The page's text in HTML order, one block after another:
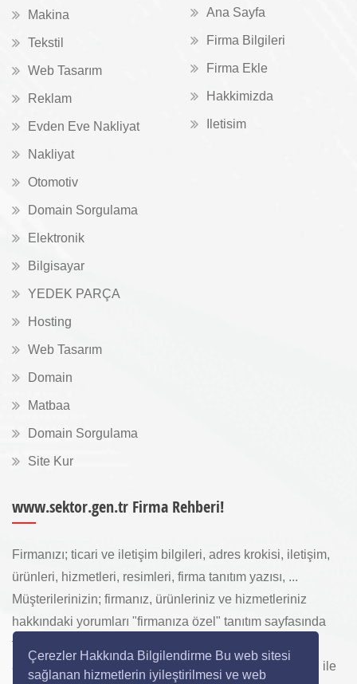
Çerezler Hakkında Bilgilendirme Bu web sitesi
sağlanan hizmetlerin iyileştirilmesi ve web
Makina
Tekstil
Web Tasarım
Reklam
Evden Eve Nakliyat
Nakliyat
Otomotiv
Domain Sorgulama
Elektronik
Bilgisayar
YEDEK PARÇA
Hosting
Web Tasarım
Domain
Matbaa
Domain Sorgulama
Site Kur
Ana Sayfa
Firma Bilgileri
Firma Ekle
Hakkimizda
Iletisim
www.sektor.gen.tr Firma Rehberi!
Firmanızı; ticari ve iletişim bilgileri, adres krokisi, iletişim,
ürünleri, hizmetleri, resimleri, firma tanıtım yazısı, ...
Müşterilerinizin; firmanız, ürünleriniz ve hizmetleriniz
hakkındaki yorumları "firmanıza özel" tanıtım sayfasında
toplanarak ürünlerinizi, hizmetlerinizi, internette "sizi
arayan" yeni müşterilerinize www.sektor.gen.tr aracılığı ile